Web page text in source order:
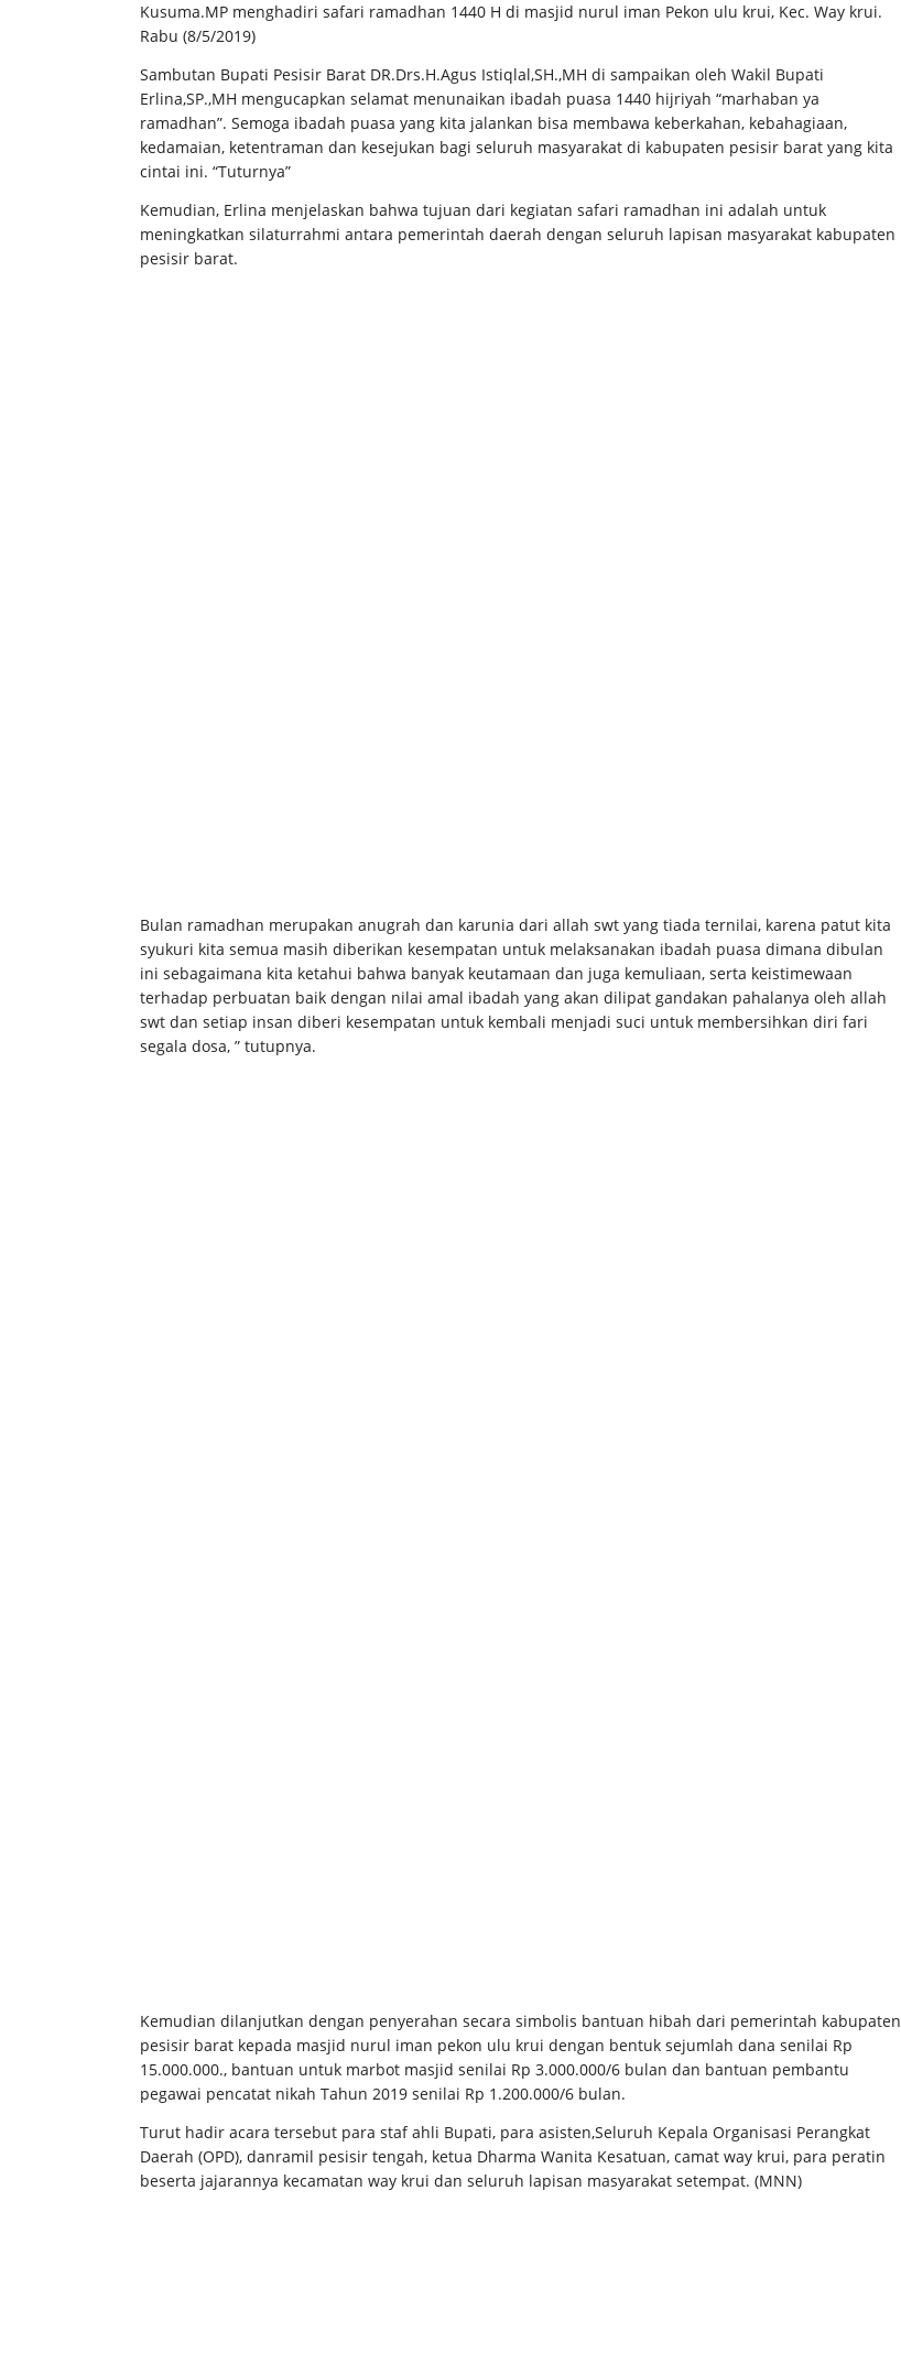
Kusuma.MP menghadiri safari ramadhan 1440 H di masjid nurul iman Pekon ulu krui, Kec. Way krui.
Rabu (8/5/2019)
Sambutan Bupati Pesisir Barat DR.Drs.H.Agus Istiqlal,SH.,MH di sampaikan oleh Wakil Bupati
Erlina,SP.,MH mengucapkan selamat menunaikan ibadah puasa 1440 hijriyah “marhaban ya
ramadhan”. Semoga ibadah puasa yang kita jalankan bisa membawa keberkahan, kebahagiaan,
kedamaian, ketentraman dan kesejukan bagi seluruh masyarakat di kabupaten pesisir barat yang kita
cintai ini. “Tuturnya”
Kemudian, Erlina menjelaskan bahwa tujuan dari kegiatan safari ramadhan ini adalah untuk
meningkatkan silaturrahmi antara pemerintah daerah dengan seluruh lapisan masyarakat kabupaten
pesisir barat.
Bulan ramadhan merupakan anugrah dan karunia dari allah swt yang tiada ternilai, karena patut kita
syukuri kita semua masih diberikan kesempatan untuk melaksanakan ibadah puasa dimana dibulan
ini sebagaimana kita ketahui bahwa banyak keutamaan dan juga kemuliaan, serta keistimewaan
terhadap perbuatan baik dengan nilai amal ibadah yang akan dilipat gandakan pahalanya oleh allah
swt dan setiap insan diberi kesempatan untuk kembali menjadi suci untuk membersihkan diri fari
segala dosa, ” tutupnya.
Kemudian dilanjutkan dengan penyerahan secara simbolis bantuan hibah dari pemerintah kabupaten
pesisir barat kepada masjid nurul iman pekon ulu krui dengan bentuk sejumlah dana senilai Rp
15.000.000., bantuan untuk marbot masjid senilai Rp 3.000.000/6 bulan dan bantuan pembantu
pegawai pencatat nikah Tahun 2019 senilai Rp 1.200.000/6 bulan.
Turut hadir acara tersebut para staf ahli Bupati, para asisten,Seluruh Kepala Organisasi Perangkat
Daerah (OPD), danramil pesisir tengah, ketua Dharma Wanita Kesatuan, camat way krui, para peratin
beserta jajarannya kecamatan way krui dan seluruh lapisan masyarakat setempat. (MNN)